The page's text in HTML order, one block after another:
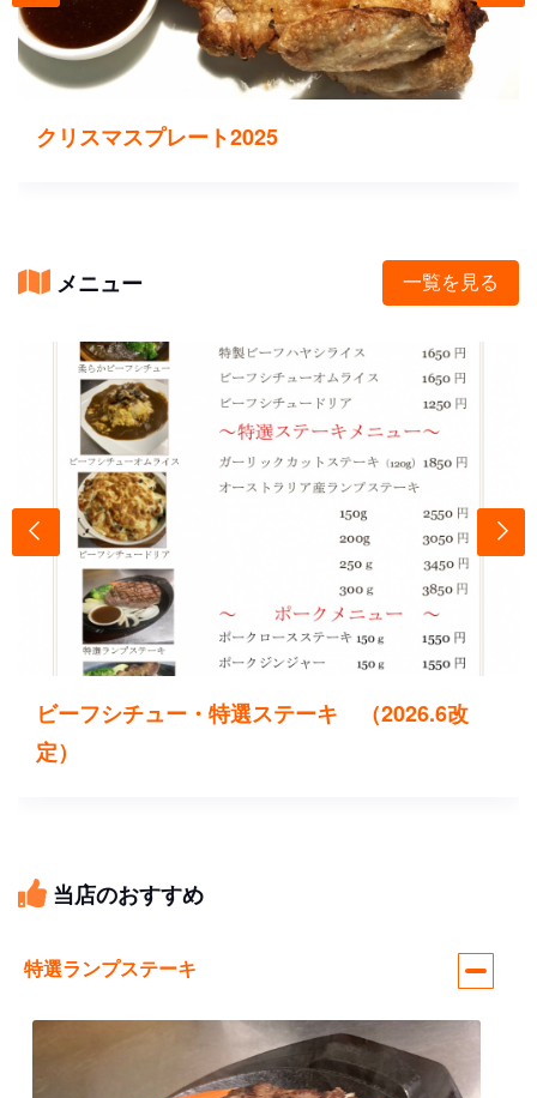
クリスマスプレート2025
メニュー 一覧を見る
ビーフシチュー・特選ステーキ （2026.6改
定）
当店のおすすめ
特選ランプステーキ